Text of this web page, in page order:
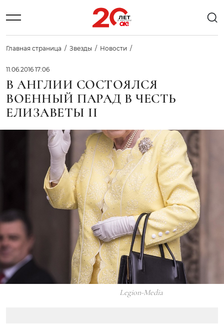
Главная страница Звезды Новости
11.06.2016 17:06
В АНГЛИИ СОСТОЯЛСЯ
ВОЕННЫЙ ПАРАД В ЧЕСТЬ
ЕЛИЗАВЕТЫ II
Legion-Media